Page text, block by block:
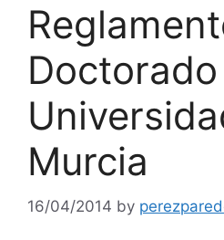
Murcia
16/04/2014 by